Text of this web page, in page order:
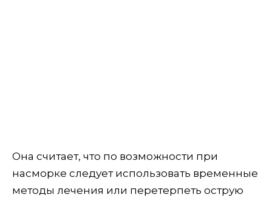
Она считает, что по возможности при
насморке следует использовать временные
методы лечения или перетерпеть острую